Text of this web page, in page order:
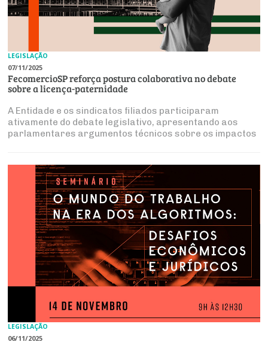
LEGISLAÇÃO
07/11/2025
FecomercioSP reforça postura colaborativa no debate
sobre a licença-paternidade
A Entidade e os sindicatos filiados participaram
ativamente do debate legislativo, apresentando aos
parlamentares argumentos técnicos sobre os impactos
LEGISLAÇÃO
06/11/2025